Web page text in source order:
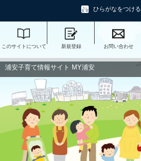
ひらがなをつける
このサイトについて 新規登録 お問い合わせ
浦安子育て情報サイト MY浦安